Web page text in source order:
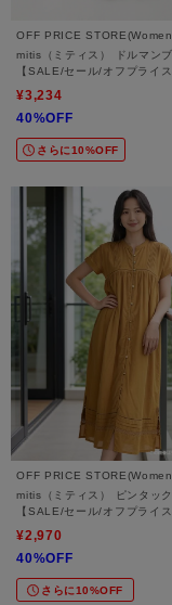
OFF PRICE
mitis（ミティス） ドルマン
【SALE/セール/オフプライ
ル/デイリー/トレンド/ゆった
ー】
¥3,234
40%OFF
さらに10%OFF
OFF PRICE
mitis（ミティス） ピンタッ
【SALE/セール/オフプライス
¥2,970
40%OFF
さらに10%OFF